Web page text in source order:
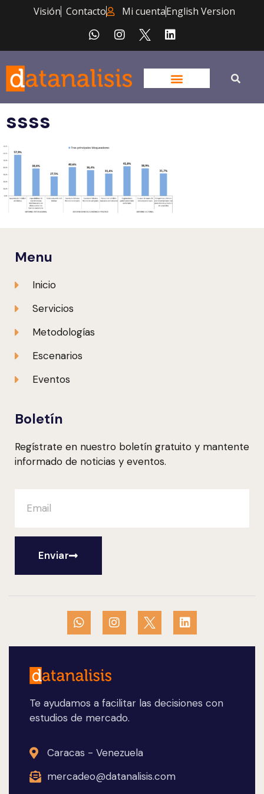
Visión Contacto Mi cuentaEnglish Version
ssss
Te ayudamos a facilitar las decisiones con
estudios de mercado.
Caracas - Venezuela
mercadeo@datanalisis.com
Menu
Inicio
Servicios
Metodologías
Escenarios
Eventos
Boletín
Regístrate en nuestro boletín gratuito y mantente
informado de noticias y eventos.
Enviar